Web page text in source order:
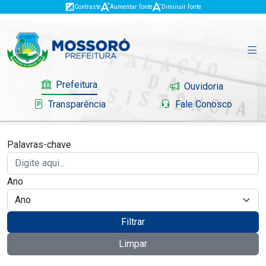
Contraste Aumentar fonte Diminuir fonte
Prefeitura
Ouvidoria
Transparência
Fale Conosco
Governo
Mossoró
Palavras-chave
Ano
Filtrar
Limpar